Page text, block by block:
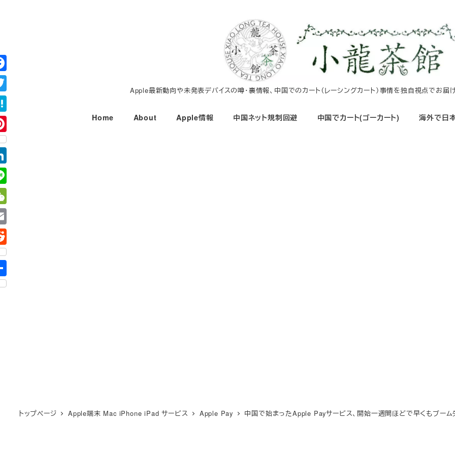
コ
ン
テ
ン
ツ
へ
移
動
Apple最新動向や未発表デバイスの噂・裏情報、中国でのカート（レーシングカート）事情を独自視点でお届
Home About Apple情報 中国ネット規制回避 中国でカート(ゴーカート) 海外で日
トップページ Apple端末 Mac iPhone iPad サービス Apple Pay 中国で始まったApple Payサービス、開始一週間ほどで早くもブー